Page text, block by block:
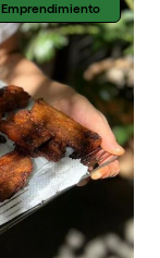
Emprendimiento